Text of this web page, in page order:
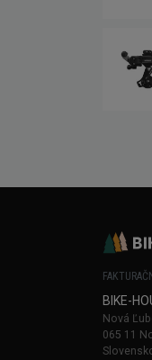
BIKE-
Nová
065 11